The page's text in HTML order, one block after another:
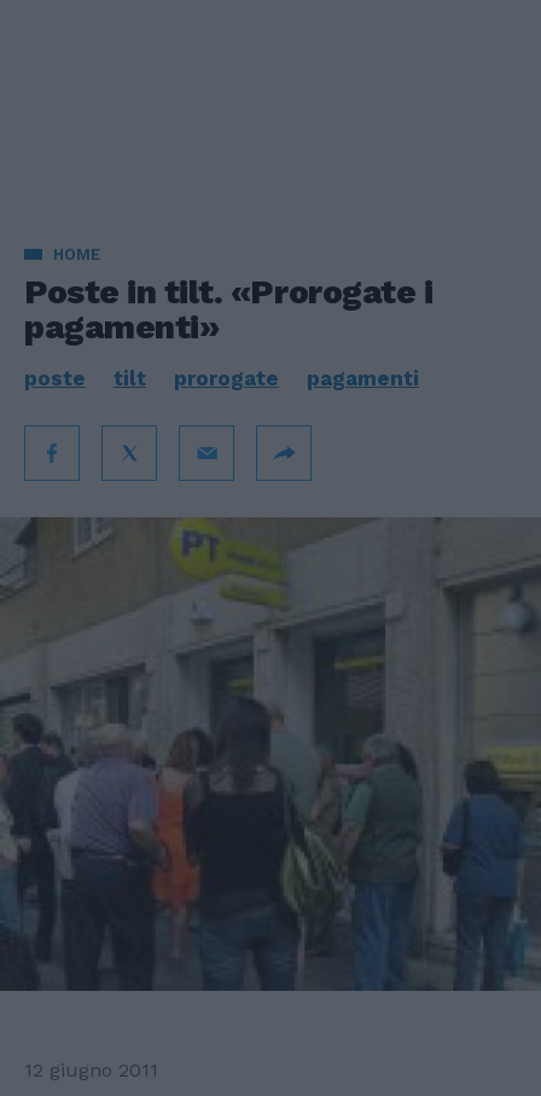
HOME
Poste in tilt. «Prorogate i
pagamenti»
poste tilt prorogate pagamenti
12 giugno 2011